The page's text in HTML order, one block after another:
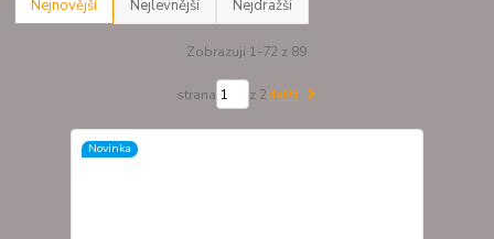
Nejnovější Nejlevnější Nejdražší
Zobrazuji 1-72 z 89
strana z 2další
Novinka